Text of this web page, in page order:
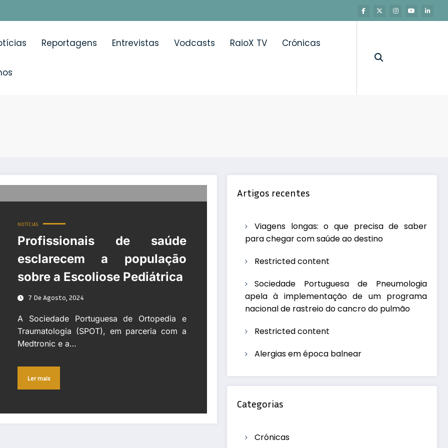
Reportagens Entrevistas Vodcasts RaioX TV Crónicas
NOTÍCIAS
Profissionais de saúde
esclarecem a população
sobre a Escoliose Pediátrica
7 De Agosto, 2024
A Sociedade Portuguesa de Ortopedia e
Traumatologia (SPOT), em parceria com a
Medtronic e a…
Ler mais
Artigos recentes
Viagens longas: o que precisa de saber
para chegar com saúde ao destino
Restricted content
Sociedade Portuguesa de Pneumologia
apela à implementação de um programa
nacional de rastreio do cancro do pulmão
Restricted content
Alergias em época balnear
Categorias
Crónicas